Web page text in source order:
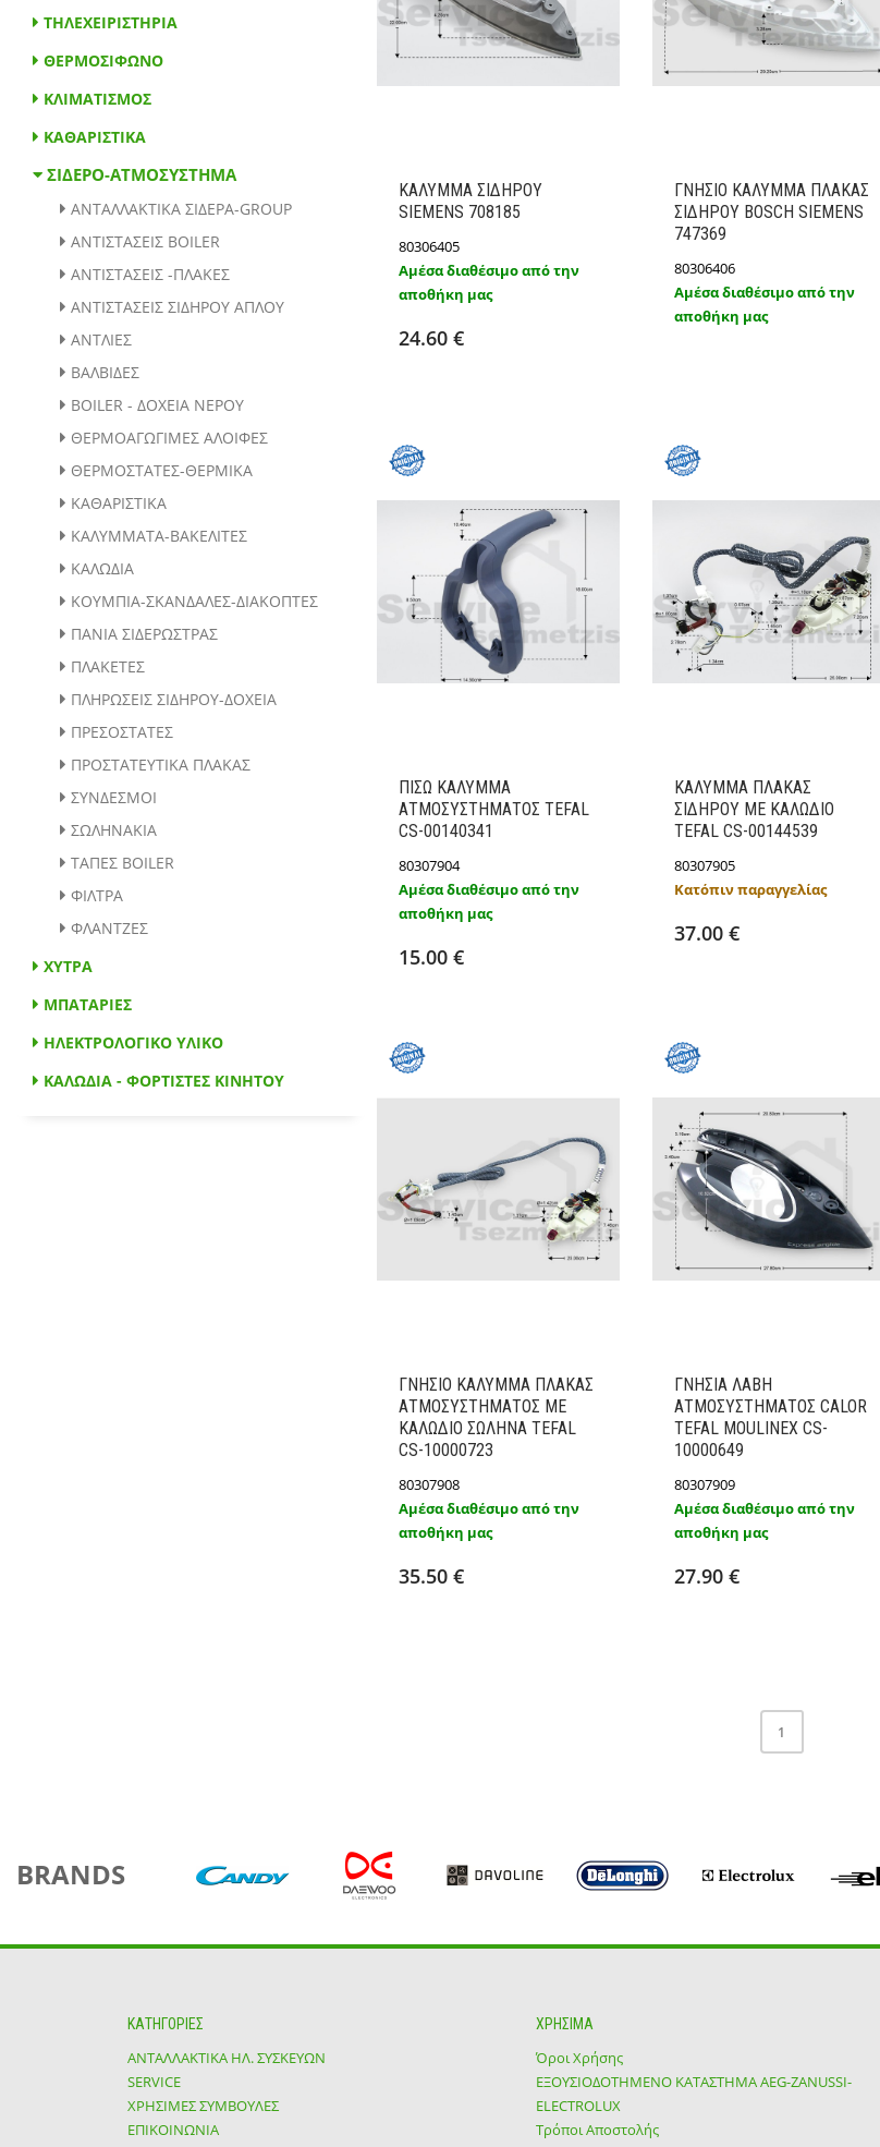
ΚΑΛΥΜΜΑ ΣΙΔΗΡΟΥ
SIEMENS 708185
80306405
Αμέσα διαθέσιμο από την
αποθήκη μας
24.60 €
Προσθήκη στο καλάθι
ΓΝΗΣΙΟ ΚΑΛΥΜΜΑ ΠΛΑΚΑΣ
ΣΙΔΗΡΟΥ BOSCH SIEMENS
747369
80306406
Αμέσα διαθέσιμο από την
αποθήκη μας
ΠΙΣΩ ΚΑΛΥΜΜΑ
ΑΤΜΟΣΥΣΤΗΜΑΤΟΣ TEFAL
CS-00140341
80307904
Αμέσα διαθέσιμο από την
αποθήκη μας
15.00 €
Προσθήκη στο καλάθι
ΚΑΛΥΜΜΑ ΠΛΑΚΑΣ
ΣΙΔΗΡΟΥ ΜΕ ΚΑΛΩΔΙΟ
TEFAL CS-00144539
80307905
Κατόπιν παραγγελίας
37.00 €
Προσθήκη στο καλάθι
ΓΝΗΣΙΟ ΚΑΛΥΜΜΑ ΠΛΑΚΑΣ
ΑΤΜΟΣΥΣΤΗΜΑΤΟΣ ΜΕ
ΚΑΛΩΔΙΟ ΣΩΛΗΝΑ TEFAL
CS-10000723
80307908
Αμέσα διαθέσιμο από την
αποθήκη μας
35.50 €
Προσθήκη στο καλάθι
ΓΝΗΣΙA ΛΑΒΗ
ΑΤΜΟΣΥΣΤΗΜΑΤΟΣ CALOR
TEFAL MOULINEX CS-
10000649
80307909
Αμέσα διαθέσιμο από την
αποθήκη μας
27.90 €
Προσθήκη στο καλάθι
1
ΤΗΛΕΧΕΙΡΙΣΤΗΡΙΑ
ΘΕΡΜΟΣΙΦΩΝΟ
ΚΛΙΜΑΤΙΣΜΟΣ
ΚΑΘΑΡΙΣΤΙΚΑ
ΑΝΤΑΛΛΑΚΤΙΚΑ ΣΙΔΕΡΑ-GROUP
ΑΝΤΙΣΤΑΣΕΙΣ BOILER
ΑΝΤΙΣΤΑΣΕΙΣ -ΠΛΑΚΕΣ
ΑΝΤΙΣΤΑΣΕΙΣ ΣΙΔΗΡΟΥ ΑΠΛΟΥ
ΑΝΤΛΙΕΣ
ΒΑΛΒΙΔΕΣ
BOILER - ΔΟΧΕΙΑ ΝΕΡΟΥ
ΘΕΡΜΟΑΓΩΓΙΜΕΣ ΑΛΟΙΦΕΣ
ΘΕΡΜΟΣΤΑΤΕΣ-ΘΕΡΜΙΚΑ
ΚΑΘΑΡΙΣΤΙΚΑ
ΚΑΛΥΜΜΑΤΑ-ΒΑΚΕΛΙΤΕΣ
ΚΑΛΩΔΙΑ
ΚΟΥΜΠΙΑ-ΣΚΑΝΔΑΛΕΣ-ΔΙΑΚΟΠΤΕΣ
ΠΑΝΙΑ ΣΙΔΕΡΩΣΤΡΑΣ
ΠΛΑΚΕΤΕΣ
ΠΛΗΡΩΣΕΙΣ ΣΙΔΗΡΟΥ-ΔΟΧΕΙΑ
ΠΡΕΣΟΣΤΑΤΕΣ
ΠΡΟΣΤΑΤΕΥΤΙΚΑ ΠΛΑΚΑΣ
ΣΥΝΔΕΣΜΟΙ
ΣΩΛΗΝΑΚΙΑ
ΤΑΠΕΣ BOILER
ΦΙΛΤΡΑ
ΦΛΑΝΤΖΕΣ
ΧΥΤΡΑ
ΜΠΑΤΑΡΙΕΣ
ΗΛΕΚΤΡΟΛΟΓΙΚΟ ΥΛΙΚΟ
ΚΑΛΩΔΙΑ - ΦΟΡΤΙΣΤΕΣ ΚΙΝΗΤΟΥ
BRANDS
ΚΑΤΗΓΟΡΙΕΣ
ΑΝΤΑΛΛΑΚΤΙΚΑ ΗΛ. ΣΥΣΚΕΥΩΝ
SERVICE
ΧΡΗΣΙΜΕΣ ΣΥΜΒΟΥΛΕΣ
ΕΠΙΚΟΙΝΩΝΙΑ
ΧΡΗΣΙΜΑ
Όροι Χρήσης
ΕΞΟΥΣΙΟΔΟΤΗΜΕΝΟ ΚΑΤΑΣΤΗΜΑ ΑΕG-ZANUSSI-
ELECTROLUX
Τρόποι Αποστολής